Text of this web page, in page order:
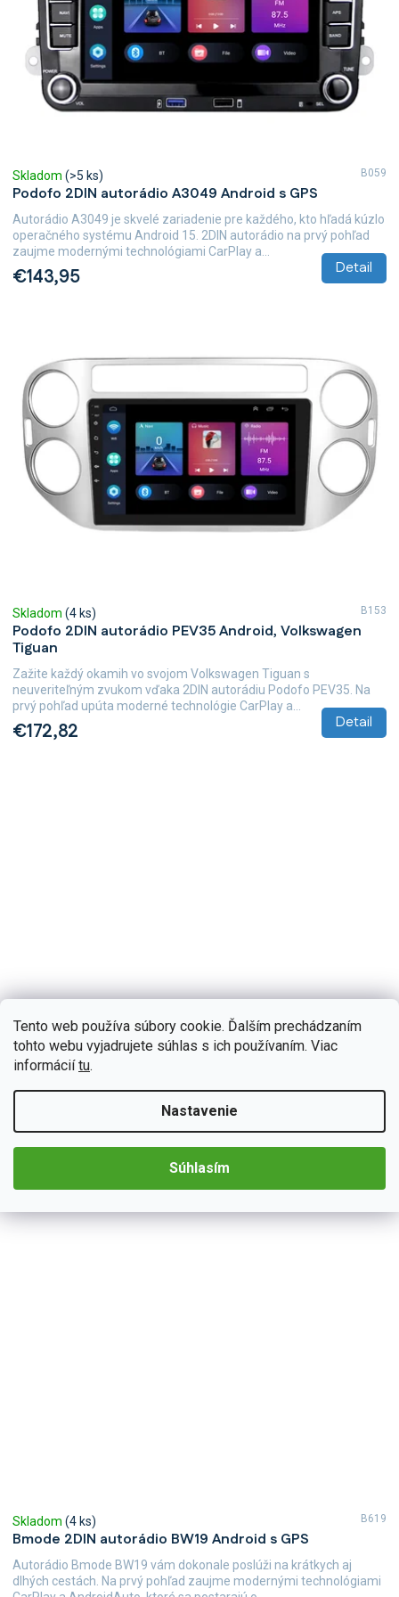
Tento web používa súbory cookie. Ďalším prechádzaním
tohto webu vyjadrujete súhlas s ich používaním. Viac
informáciítu.
Nastavenie
Súhlasím
Podofo 2DIN autorádio A3049 Android s GPS
Skladom (>5 ks)
€143,95 Detail
Autorádio A3049 je skvelé zariadenie pre každého, kto hľadá kúzlo
operačného systému Android 15. 2DIN autorádio na prvý pohľad
zaujme modernými technológiami CarPlay a...
B059
Podofo 2DIN autorádio PEV35 Android, Volkswagen
Tiguan
Skladom (4 ks)
€172,82 Detail
Zažite každý okamih vo svojom Volkswagen Tiguan s
neuveriteľným zvukom vďaka 2DIN autorádiu Podofo PEV35. Na
prvý pohľad upúta moderné technológie CarPlay a...
B153
Podofo 2DIN autorádio PEV36 Android, Volkswagen
Skladom(4 ks)
€172,82
Zažite každý okamih vo svojom Volkswagen Tiguan I s
neuveriteľným zvukom vďaka 2DIN autorádiu Podofo PEV36. Na
prvý pohľad upúta moderné technológie CarPlay a...
Bmode 2DIN autorádio BW19 Android s GPS
Skladom (4 ks)
Autorádio Bmode BW19 vám dokonale poslúži na krátkych aj
dlhých cestách. Na prvý pohľad zaujme modernými technológiami
B619